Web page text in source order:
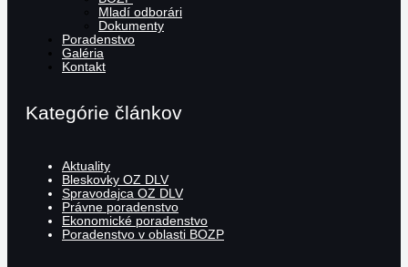
Mladí odborári
Dokumenty
Poradenstvo
Galéria
Kontakt
Kategórie článkov
Aktuality
Bleskovky OZ DLV
Spravodajca OZ DLV
Právne poradenstvo
Ekonomické poradenstvo
Poradenstvo v oblasti BOZP